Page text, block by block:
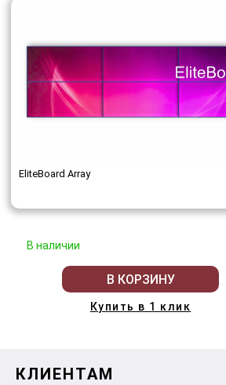
EliteBoard Array
В наличии
В КОРЗИНУ
Купить в 1 клик
КЛИЕНТАМ